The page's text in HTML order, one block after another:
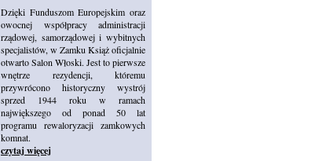
Dzięki Funduszom Europejskim oraz
owocnej współpracy administracji
rządowej, samorządowej i wybitnych
specjalistów, w Zamku Książ oficjalnie
otwarto Salon Włoski. Jest to pierwsze
wnętrze rezydencji, któremu
przywrócono historyczny wystrój
sprzed 1944 roku w ramach
największego od ponad 50 lat
programu rewaloryzacji zamkowych
komnat.
czytaj więcej